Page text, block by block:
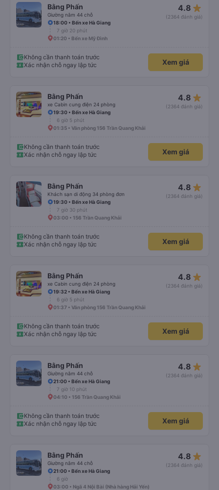
Bằng Phấn
Giường nằm 44 chỗ
4.8 star_rate
(2364 đánh giá)
18:00 • Bến xe Hà Giang
7 giờ 20 phút
01:20 • Bến xe Mỹ Đình
Không cần thanh toán trước
Xác nhận chỗ ngay lập tức
Xem giá
Bằng Phấn
xe Cabin cung điện 24 phòng
4.8 star_rate
(2364 đánh giá)
19:30 • Bến xe Hà Giang
6 giờ 5 phút
01:35 • Văn phòng 156 Trần Quang Khải
Không cần thanh toán trước
Xác nhận chỗ ngay lập tức
Xem giá
Bằng Phấn
Khách sạn di động 34 phòng đơn
4.8 star_rate
(2364 đánh giá)
19:30 • Bến xe Hà Giang
7 giờ 30 phút
03:00 • 156 Trần Quang Khải
Không cần thanh toán trước
Xác nhận chỗ ngay lập tức
Xem giá
Bằng Phấn
xe Cabin cung điện 24 phòng
4.8 star_rate
(2364 đánh giá)
19:32 • Bến xe Hà Giang
6 giờ 5 phút
01:37 • Văn phòng 156 Trần Quang Khải
Không cần thanh toán trước
Xác nhận chỗ ngay lập tức
Xem giá
Bằng Phấn
Giường nằm 44 chỗ
4.8 star_rate
(2364 đánh giá)
21:00 • Bến xe Hà Giang
7 giờ 10 phút
04:10 • 156 Trần Quang Khải
Không cần thanh toán trước
Xác nhận chỗ ngay lập tức
Xem giá
Bằng Phấn
Giường nằm 44 chỗ
4.8 star_rate
(2364 đánh giá)
21:00 • Bến xe Hà Giang
6 giờ
03:00 • Ngã 4 Nội Bài (Nhà hàng Hải Yến)